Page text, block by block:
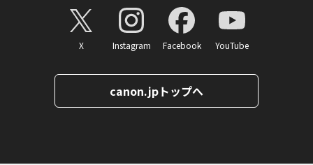
X Instagram Facebook YouTube
canon.jpトップへ